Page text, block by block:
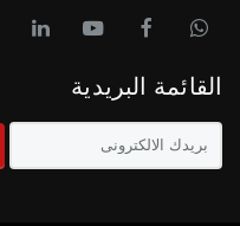
القائمة البريدية